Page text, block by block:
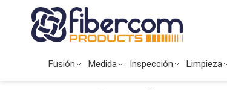
Ir
al
contenido
Fusión Medida Inspección Limpieza